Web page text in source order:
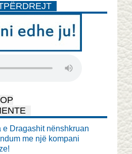
e Dragashit nënshkruan
me një kompani